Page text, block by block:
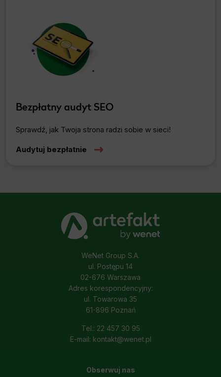
Bezpłatny audyt SEO
Sprawdź, jak Twoja strona radzi sobie w sieci!
Audytuj bezpłatnie
WeNet Group S.A.
ul. Postępu 14
02-676 Warszawa
Adres korespondencyjny:
ul. Towarowa 35
61-896 Poznań
Tel.: 22 457 30 95
E-mail: kontakt@wenet.pl
Obserwuj nas